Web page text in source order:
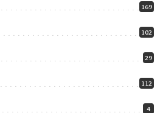
169
102
29
112
4